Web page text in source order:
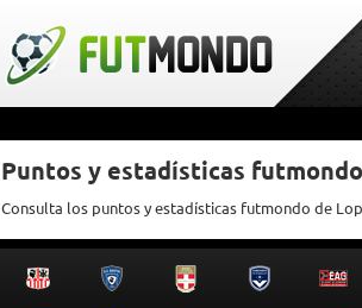
Puntos y estadísticas
Consulta los puntos y estadísticas futmondo de